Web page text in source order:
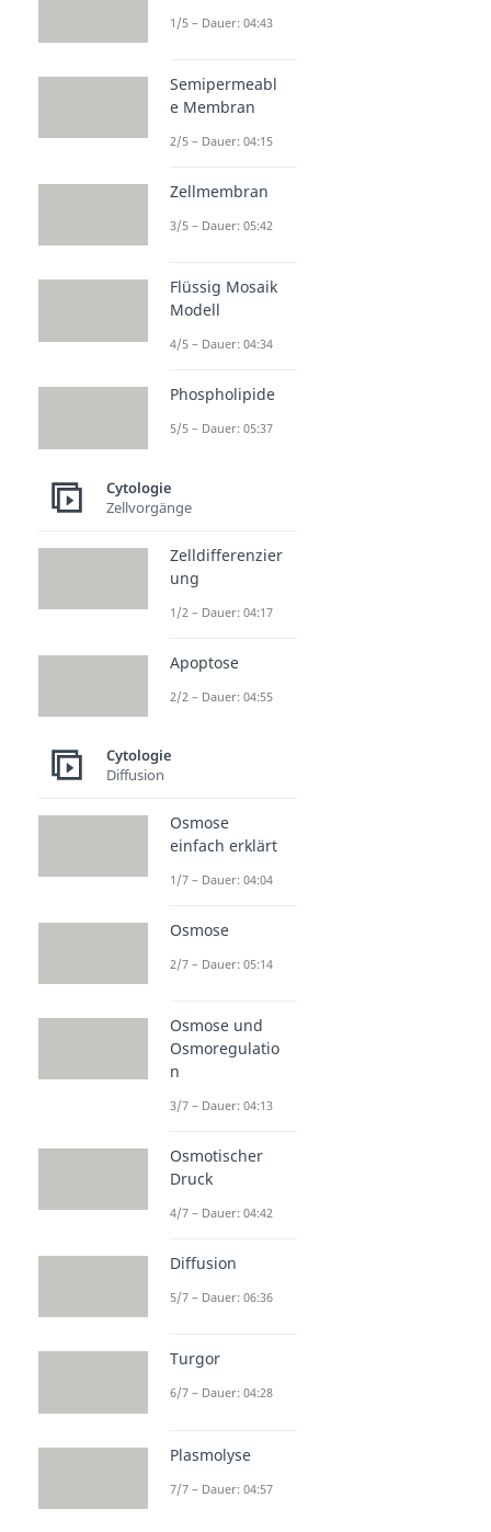
1/5 – Dauer: 04:43
Semipermeabl
e Membran
2/5 – Dauer: 04:15
Zellmembran
3/5 – Dauer: 05:42
Flüssig Mosaik
Modell
4/5 – Dauer: 04:34
Phospholipide
5/5 – Dauer: 05:37
Cytologie
Zellvorgänge
Zelldifferenzier
ung
1/2 – Dauer: 04:17
Apoptose
2/2 – Dauer: 04:55
Cytologie
Diffusion
Osmose
einfach erklärt
1/7 – Dauer: 04:04
Osmose
2/7 – Dauer: 05:14
Osmose und
Osmoregulatio
n
3/7 – Dauer: 04:13
Osmotischer
Druck
4/7 – Dauer: 04:42
Diffusion
5/7 – Dauer: 06:36
Turgor
6/7 – Dauer: 04:28
Plasmolyse
7/7 – Dauer: 04:57